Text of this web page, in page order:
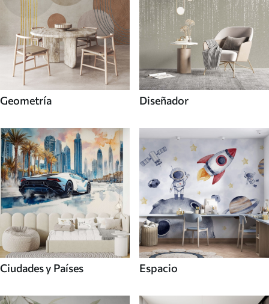
Geometría Diseñador
Ciudades y Países Espacio